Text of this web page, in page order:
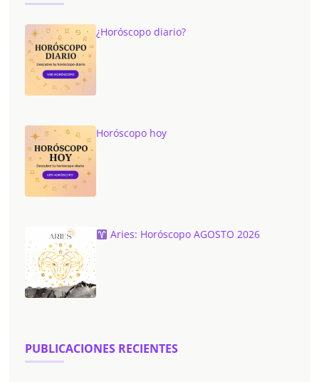
¿Horóscopo diario?
Horóscopo hoy
Aries: Horóscopo AGOSTO 2026
PUBLICACIONES RECIENTES